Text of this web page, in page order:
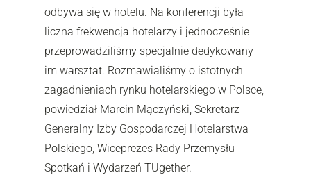
odbywa się w hotelu. Na konferencji była
liczna frekwencja hotelarzy i jednocześnie
przeprowadziliśmy specjalnie dedykowany
im warsztat. Rozmawialiśmy o istotnych
zagadnieniach rynku hotelarskiego w Polsce,
powiedział Marcin Mączyński, Sekretarz
Generalny Izby Gospodarczej Hotelarstwa
Polskiego, Wiceprezes Rady Przemysłu
Spotkań i Wydarzeń TUgether.